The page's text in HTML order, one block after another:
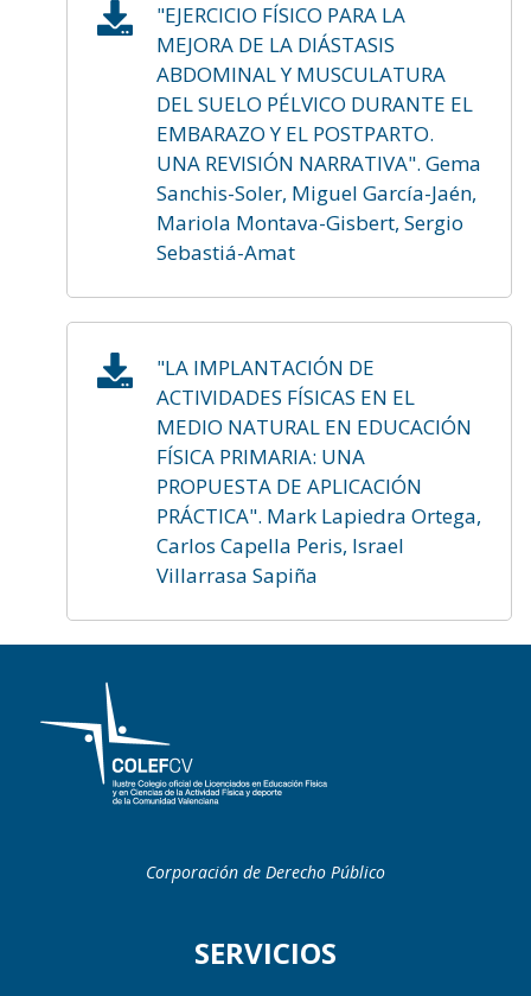
"EJERCICIO FÍSICO PARA LA
MEJORA DE LA DIÁSTASIS
ABDOMINAL Y MUSCULATURA
DEL SUELO PÉLVICO DURANTE EL
EMBARAZO Y EL POSTPARTO.
UNA REVISIÓN NARRATIVA". Gema
Sanchis-Soler, Miguel García-Jaén,
Mariola Montava-Gisbert, Sergio
Sebastiá-Amat
"LA IMPLANTACIÓN DE
ACTIVIDADES FÍSICAS EN EL
MEDIO NATURAL EN EDUCACIÓN
FÍSICA PRIMARIA: UNA
PROPUESTA DE APLICACIÓN
PRÁCTICA". Mark Lapiedra Ortega,
Carlos Capella Peris, Israel
Villarrasa Sapiña
Corporación de Derecho Público
SERVICIOS